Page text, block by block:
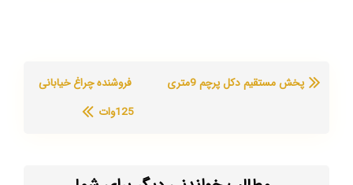
پخش مستقیم دکل پرچم 9متری
فروشنده چراغ خیابانی
125وات